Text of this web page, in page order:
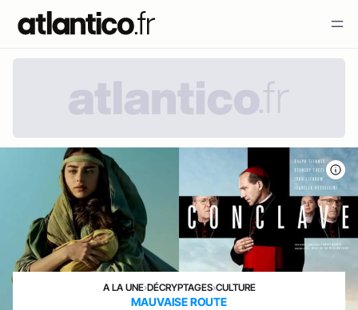
A LA UNE›DÉCRYPTAGES›CULTURE
MAUVAISE ROUTE